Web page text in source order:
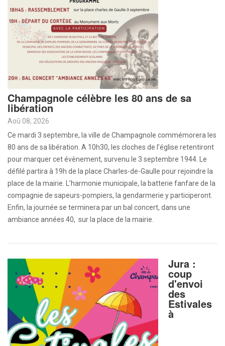
Champagnole célèbre les 80 ans de sa
libération
Aoû 08, 2026
Ce mardi 3 septembre, la ville de Champagnole commémorera les
80 ans de sa libération. A 10h30, les cloches de l’église retentiront
pour marquer cet évènement, survenu le 3 septembre 1944. Le
défilé partira à 19h de la place Charles-de-Gaulle pour rejoindre la
place de la mairie. L’harmonie municipale, la batterie fanfare de la
compagnie de sapeurs-pompiers, la gendarmerie y participeront.
Enfin, la journée se terminera par un bal concert, dans une
ambiance années 40, sur la place de la mairie.
Jura :
coup
d'envoi
des
Estivales
à